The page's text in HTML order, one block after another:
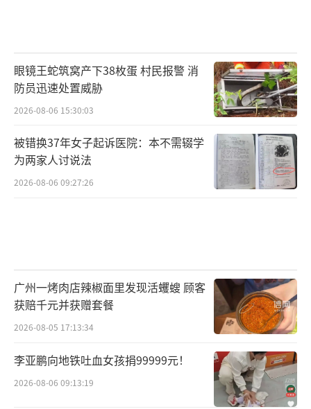
眼镜王蛇筑窝产下38枚蛋 村民报警 消
防员迅速处置威胁
2026-08-06 15:30:03
被错换37年女子起诉医院：本不需辍学
为两家人讨说法
2026-08-06 09:27:26
广州一烤肉店辣椒面里发现活蠼螋 顾客
获赔千元并获赠套餐
2026-08-05 17:13:34
李亚鹏向地铁吐血女孩捐99999元！
2026-08-06 09:13:19